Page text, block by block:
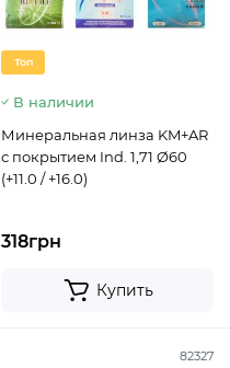
Топ
В наличии
Минеральная линза KM+AR
с покрытием Ind. 1,71 Ø60
(+11.0 / +16.0)
318грн
Купить
82327